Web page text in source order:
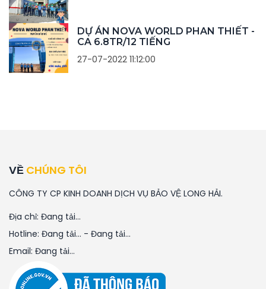
DỰ ÁN NOVA WORLD PHAN THIẾT -
CA 6.8TR/12 TIẾNG
27-07-2022 11:12:00
VỀ CHÚNG TÔI
CÔNG TY CP KINH DOANH DỊCH VỤ BẢO VỆ LONG HẢI.
Địa chỉ: Đang tải...
Hotline: Đang tải... - Đang tải...
Email: Đang tải...